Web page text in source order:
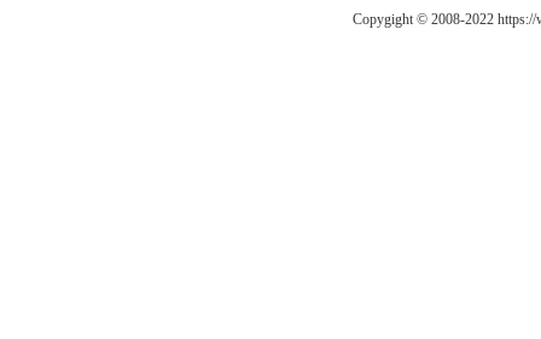
Copygight © 2008-2022